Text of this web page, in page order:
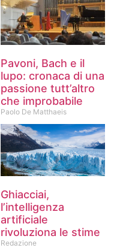
Pavoni, Bach e il
lupo: cronaca di una
passione tutt’altro
che improbabile
Paolo De Matthaeis
Ghiacciai,
l’intelligenza
artificiale
rivoluziona le stime
Redazione